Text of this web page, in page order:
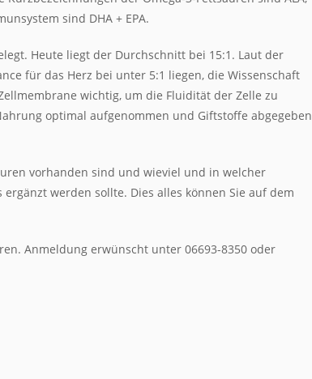
sind DHA + EPA.
Heute liegt der Durchschnitt bei 15:1. Laut der
für das Herz bei unter 5:1 liegen, die Wissenschaft
wichtig, um die Fluidität der Zelle zu
optimal aufgenommen und Giftstoffe abgegeben
vorhanden sind und wieviel und in welcher
werden sollte. Dies alles können Sie auf dem
Anmeldung erwünscht unter 06693-8350 oder